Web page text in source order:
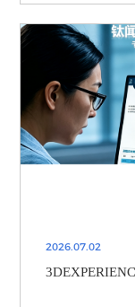
2026.07.02